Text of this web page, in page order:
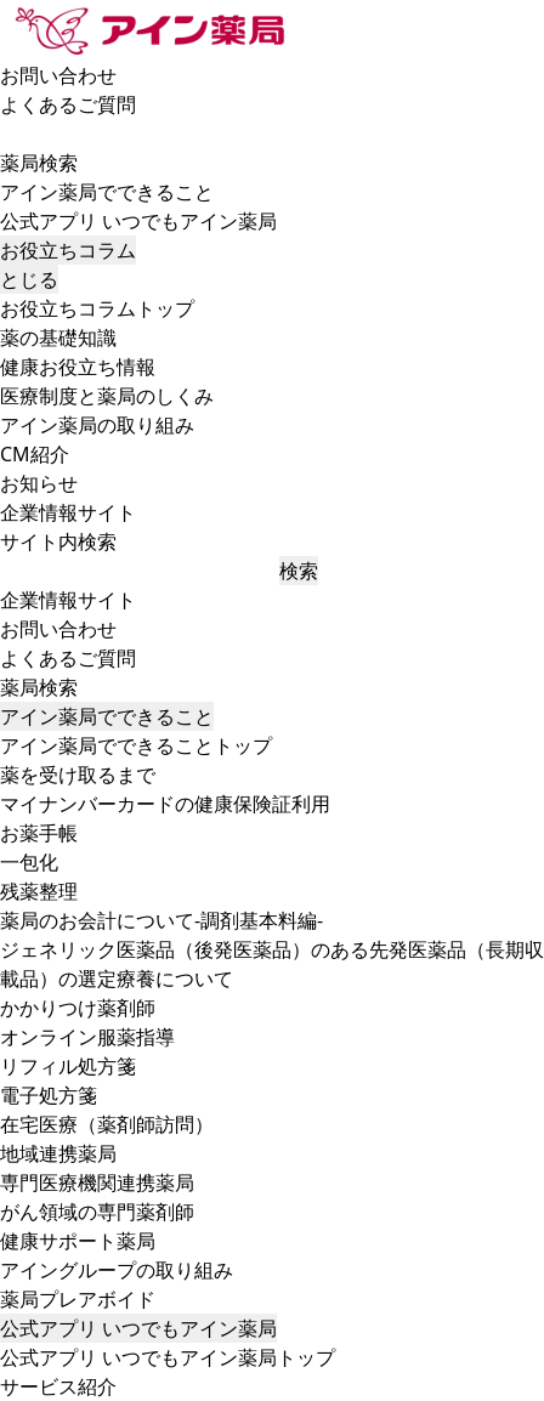
お問い合わせ
よくあるご質問
薬局検索
アイン薬局でできること
公式アプリ いつでもアイン薬局
お役立ちコラム
とじる
お役立ちコラムトップ
薬の基礎知識
健康お役立ち情報
医療制度と薬局のしくみ
アイン薬局の取り組み
CM紹介
お知らせ
企業情報サイト
サイト内検索
検索
企業情報サイト
お問い合わせ
よくあるご質問
薬局検索
アイン薬局でできること
アイン薬局でできることトップ
薬を受け取るまで
マイナンバーカードの健康保険証利用
お薬手帳
一包化
残薬整理
薬局のお会計について-調剤基本料編-
ジェネリック医薬品（後発医薬品）のある先発医薬品（長期収
載品）の選定療養について
かかりつけ薬剤師
オンライン服薬指導
リフィル処方箋
電子処方箋
在宅医療（薬剤師訪問）
地域連携薬局
専門医療機関連携薬局
がん領域の専門薬剤師
健康サポート薬局
アイングループの取り組み
薬局プレアボイド
公式アプリ いつでもアイン薬局
公式アプリ いつでもアイン薬局トップ
サービス紹介